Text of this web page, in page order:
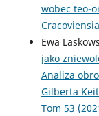
wobec teo-
Ewa
jako
Analiza
Gilberta
Tom 53